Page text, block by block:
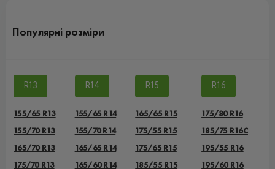
Популярні розміри
R13
155/65 R13
155/70 R13
165/70 R13
175/70 R13
R14
155/65 R14
155/70 R14
165/65 R14
165/60 R14
R15
165/65 R15
175/55 R15
175/65 R15
185/55 R15
R16
175/80 R16
185/75 R16C
195/55 R16
195/60 R16